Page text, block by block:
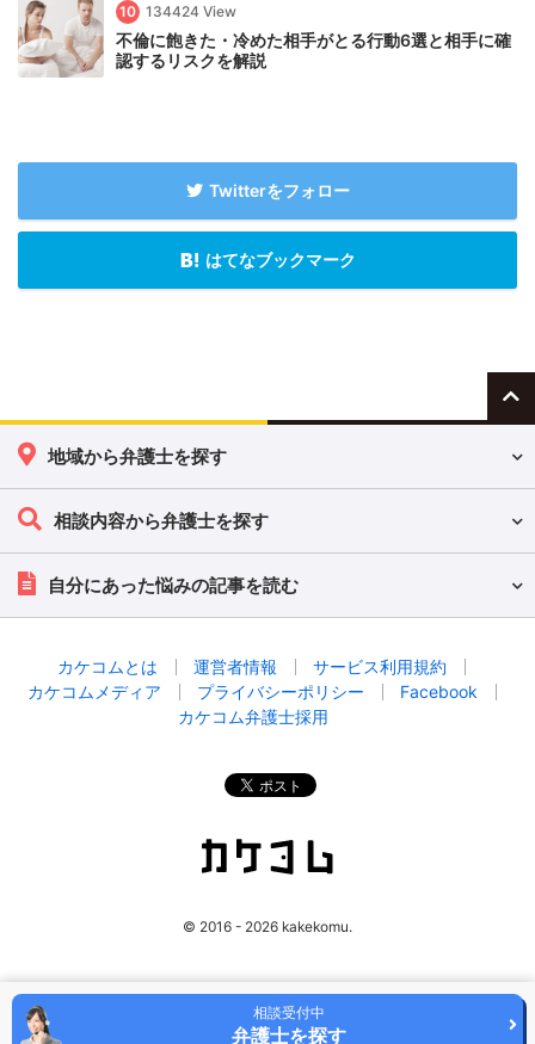
相談受付中
弁護士を探す
10 134424 View
不倫に飽きた・冷めた相手がとる行動6選と相手に確
認するリスクを解説
Twitterをフォロー
はてなブックマーク
地域から弁護士を探す
相談内容から弁護士を探す
自分にあった悩みの記事を読む
カケコムとは 運営者情報
サービス利用規約
カケコムメディア
プライバシーポリシー
Facebook
カケコム弁護士採用
© 2016 - 2026 kakekomu.